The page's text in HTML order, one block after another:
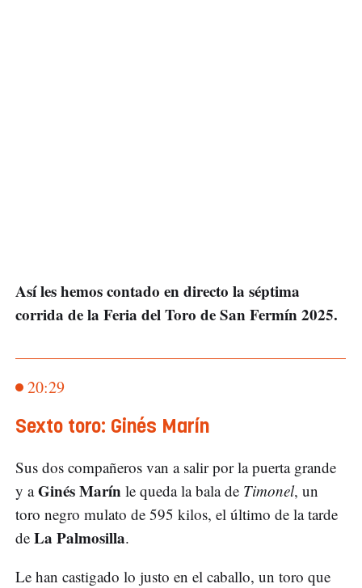
Así les hemos contado en directo la séptima
corrida de la Feria del Toro de San Fermín 2025.
20:29
Sexto toro: Ginés Marín
Sus dos compañeros van a salir por la puerta grande
y aGinés Marín le queda la bala de Timonel, un
toro negro mulato de 595 kilos, el último de la tarde
de La Palmosilla.
Le han castigado lo justo en el caballo, un toro que